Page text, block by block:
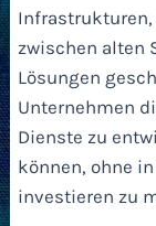
Infrastrukturen,
zwischen alten
Lösungen
Unternehmen
Dienste zu
können, ohne
investieren zu